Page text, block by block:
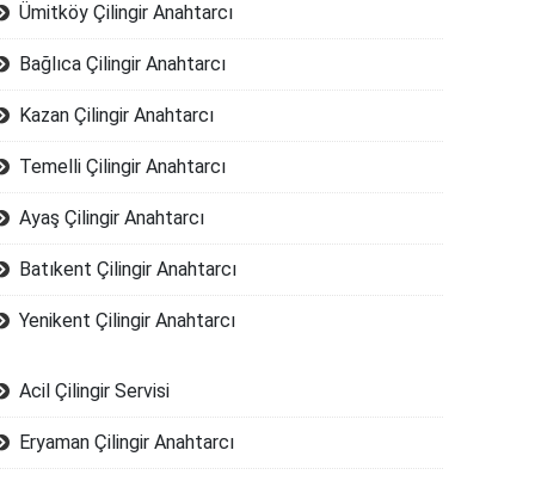
Ümitköy Çilingir Anahtarcı
Bağlıca Çilingir Anahtarcı
Kazan Çilingir Anahtarcı
Temelli Çilingir Anahtarcı
Ayaş Çilingir Anahtarcı
Batıkent Çilingir Anahtarcı
Yenikent Çilingir Anahtarcı
Acil Çilingir Servisi
Eryaman Çilingir Anahtarcı